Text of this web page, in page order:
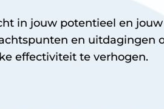
in jouw potentieel en jouw
en uitdagingen
effectiviteit te verhogen.